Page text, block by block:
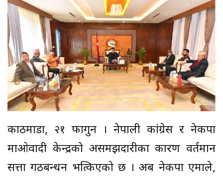
काठमाडौं, २१ फागुन । नेपाली कांग्रेस र नेकपा
माओवादी केन्द्रको असमझदारीका कारण वर्तमान
सत्ता गठबन्धन भत्किएको छ । अब नेकपा एमाले,